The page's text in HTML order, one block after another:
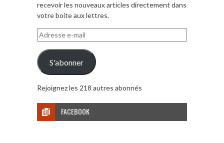
recevoir les nouveaux articles directement dans
votre boite aux lettres.
Adresse
e-
mail
S'abonner
Rejoignez les 218 autres abonnés
FACEBOOK